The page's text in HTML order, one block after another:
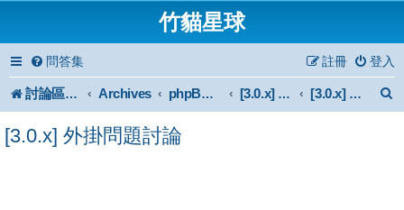
竹貓星球
問答集 登入
註冊
討論區首頁 Archives phpBB 3.0.x Forum Archive [3.0.x] Mod [3.0.x] 外掛問題討論
[3.0.x] 外掛問題討論